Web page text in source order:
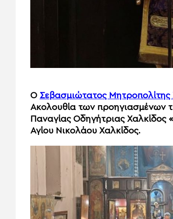
O Σεβασμιώτατος
Ακολουθία των προηγιασμένων
Παναγίας Οδηγήτριας Χαλκίδος
Αγίου Νικολάου Χαλκίδος.